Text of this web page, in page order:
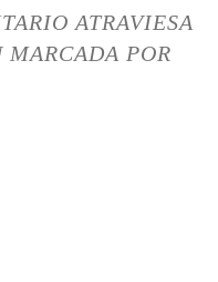
ATRAVIESA
MARCADA POR